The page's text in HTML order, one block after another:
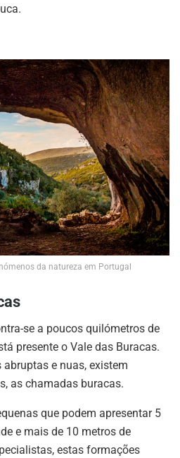
da natureza em Portugal
se a poucos quilómetros de
presente o Vale das Buracas.
abruptas e nuas, existem
as chamadas buracas.
que podem apresentar 5
e mais de 10 metros de
estas formações